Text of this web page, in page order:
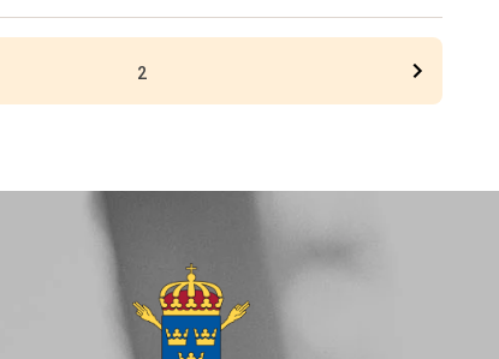
2